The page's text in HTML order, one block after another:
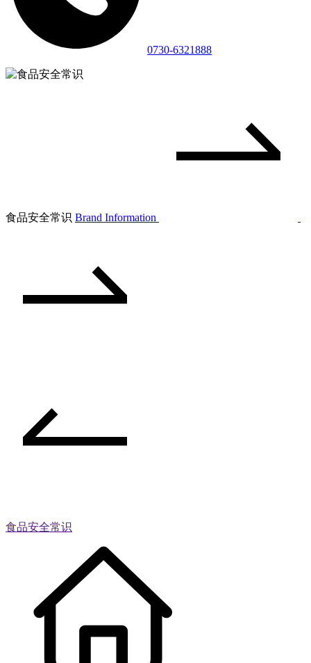
0730-6321888
食品安全常识 Brand Information
食品安全常识